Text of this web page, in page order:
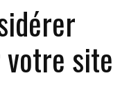
site